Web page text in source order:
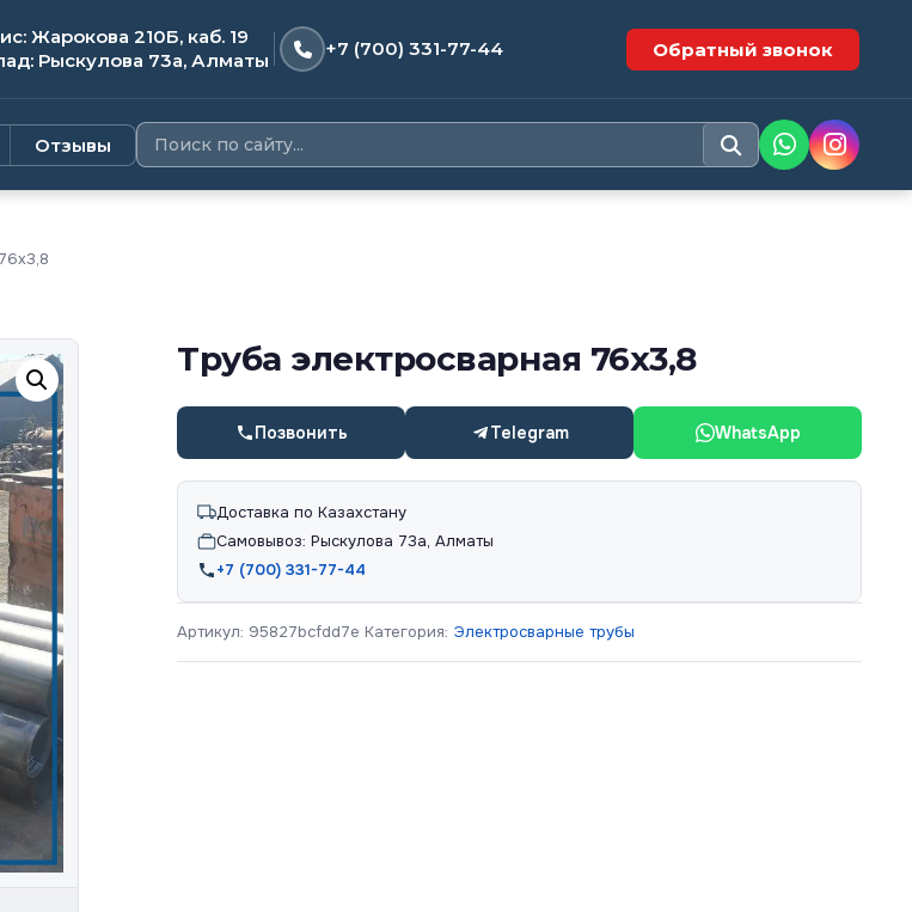
Жарокова 210Б, каб. 19
Рыскулова 73а, Алматы
+7 (700) 331-77-44 Обратный звонок
Отзывы
Труба электросварная 76х3,8
Позвонить Telegram WhatsApp
Доставка по Казахстану
Самовывоз: Рыскулова 73а, Алматы
+7 (700) 331-77-44
Артикул: 95827bcfdd7e Категория: Электросварные трубы